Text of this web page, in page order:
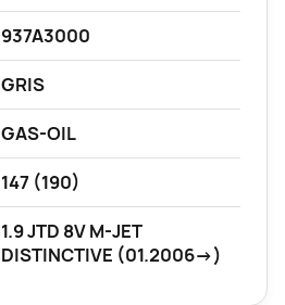
937A3000
GRIS
GAS-OIL
147 (190)
1.9 JTD 8V M-JET
DISTINCTIVE (01.2006->)